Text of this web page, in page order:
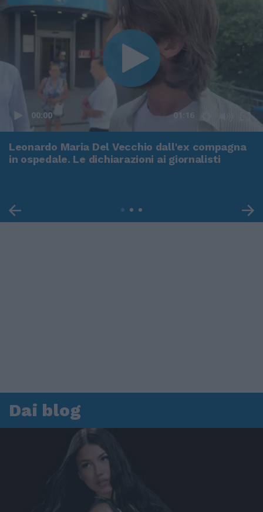
00:00 01:16
Leonardo Maria Del Vecchio dall'ex compagna
in ospedale. Le dichiarazioni ai giornalisti
Dai blog